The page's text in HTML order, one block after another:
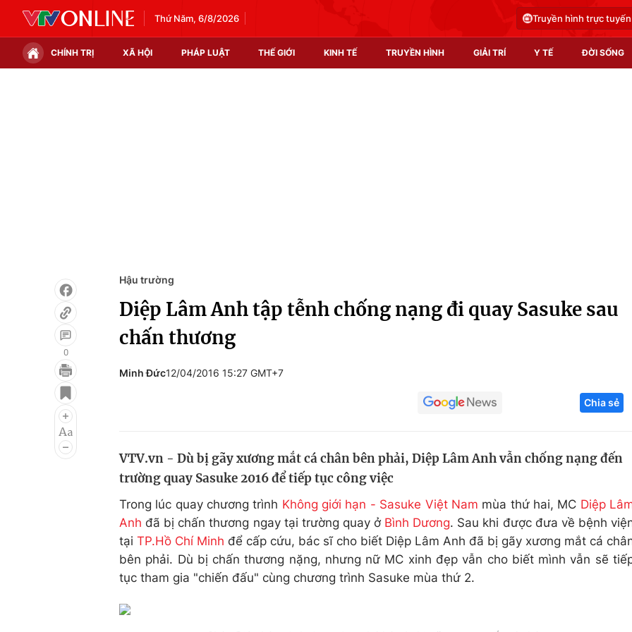
Thứ Năm, 6/8/2026 Truyền hình trực tuyến
CHÍNH TRỊ XÃ HỘI PHÁP LUẬT THẾ GIỚI KINH TẾ TRUYỀN HÌNH GIẢI TRÍ Y TẾ ĐỜI SỐNG
Infographic
Điện ảnh
Âm nhạc
Chất lượng cuộc sống
Tuyển sinh
Hitech Công
Thị trường
0
Hậu trường
Diệp Lâm Anh tập tễnh chống nạng đi quay Sasuke sau
chấn thương
Minh Đức12/04/2016 15:27 GMT+7
Chia sẻ
VTV.vn - Dù bị gãy xương mắt cá chân bên phải, Diệp Lâm Anh vẫn chống nạng đến
trường quay Sasuke 2016 để tiếp tục công việc
Trong lúc quay chương trình Không giới hạn - Sasuke Việt Nam mùa thứ hai, MC Diệp
Anh đã bị chấn thương ngay tại trường quay ở Bình Dương. Sau khi được đưa về bệnh
tại TP.Hồ Chí Minh để cấp cứu, bác sĩ cho biết Diệp Lâm Anh đã bị gãy xương mắt cá
bên phải. Dù bị chấn thương nặng, nhưng nữ MC xinh đẹp vẫn cho biết mình vẫn sẽ
tục tham gia "chiến đấu" cùng chương trình Sasuke mùa thứ 2.